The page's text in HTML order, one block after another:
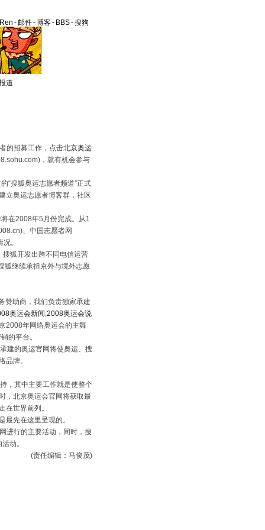
-邮件-博客- BBS-搜狗
道
的招募工作，点击北京奥运
，就有机会参与
“搜狐奥运志愿者频道”正式
立奥运志愿者博客群，社区
在2008年5月份完成。从1
、中国志愿者网
。
狐开发出跨不同电信运营
狐继续承担京外与境外志愿
助商，我们负责独家承建
奥运会新闻,2008奥运会说
2008年网络奥运会的主舞
的平台。
建的奥运官网将使奥运、搜
品牌。
，其中主要工作就是使整个
，北京奥运会官网将获取最
在世界前列。
先在这里呈现的。
行的主要活动，同时，搜
动。
(责任编辑：马俊茂)